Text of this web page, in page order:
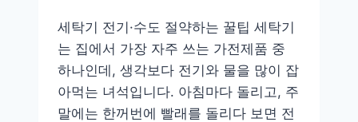
절
에
탁
월
한
세탁기 전기·수도 절약하는 꿀팁 세탁기
는 집에서 가장 자주 쓰는 가전제품 중
하나인데, 생각보다 전기와 물을 많이 잡
아먹는 녀석입니다. 아침마다 돌리고, 주
말에는 한꺼번에 빨래를 돌리다 보면 전